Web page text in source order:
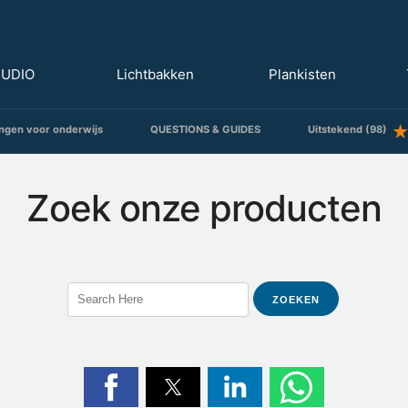
Lichtbakken Plankisten
voor onderwijs QUESTIONS & GUIDES Uitstekend (98)
Zoek onze producten